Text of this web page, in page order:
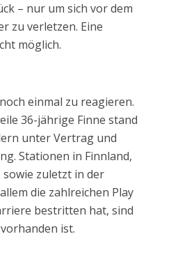
– nur um sich vor dem
zu verletzen. Eine
möglich.
einmal zu reagieren.
36-jährige Finne stand
unter Vertrag und
Stationen in Finnland,
sowie zuletzt in der
die zahlreichen Play
bestritten hat, sind
ist.